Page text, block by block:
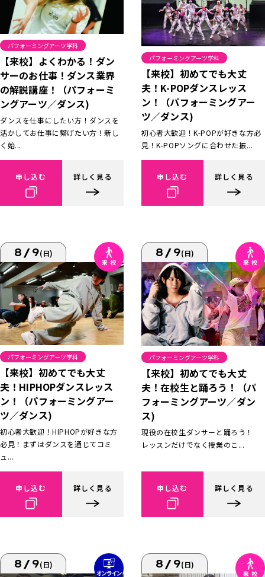
パフォーミングアーツ学科
【来校】よくわかる！ダン
サーのお仕事！ダンス業界
の解説講座！（パフォーミ
ングアーツ／ダンス)
ダンスを仕事にしたい方！ダンスを
活かしてお仕事に繋げたい方！新し
く始...
申し込む 詳しく見る
パフォーミングアーツ学科
【来校】初めてでも大丈
夫！K-POPダンスレッス
ン！（パフォーミングアー
ツ／ダンス)
初心者大歓迎！K-POPが好きな方必
見！K-POPソングに合わせた振...
申し込む 詳しく見る
8/9(日)
パフォーミングアーツ学科
【来校】初めてでも大丈
夫！HIPHOPダンスレッス
ン！（パフォーミングアー
ツ／ダンス)
初心者大歓迎！HIPHOPが好きな方
必見！まずはダンスを通じてコミ
ュ...
申し込む 詳しく見る
8/9(日)
パフォーミングアーツ学科
【来校】初めてでも大丈
夫！在校生と踊ろう！（パ
フォーミングアーツ／ダン
ス)
現役の在校生ダンサーと踊ろう！
レッスンだけでなく授業のこ...
申し込む 詳しく見る
8/9(日) 8/9(日)